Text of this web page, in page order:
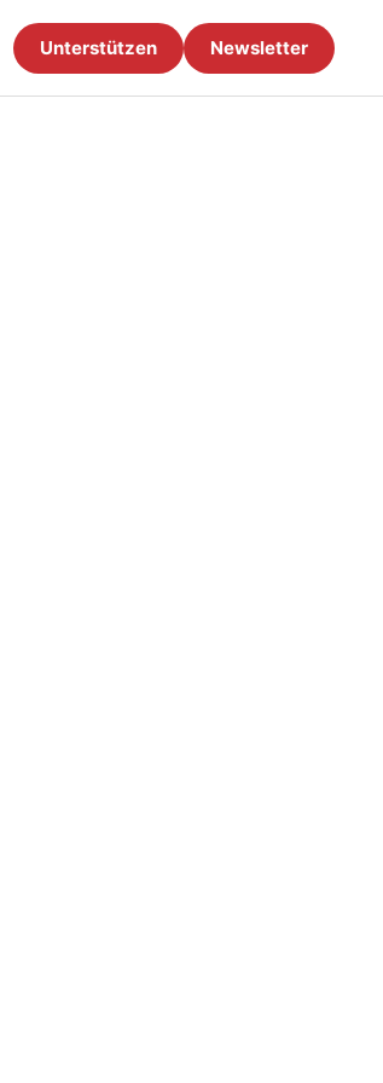
Unterstützen Newsletter